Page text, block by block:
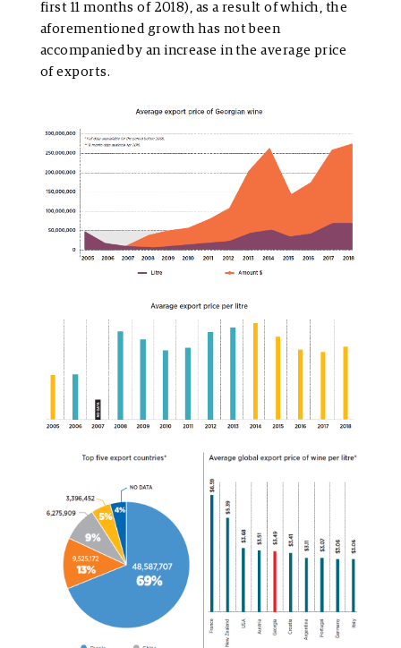
first 11 months of 2018), as a result of which, the
aforementioned growth has not been
accompanied by an increase in the average price
of exports.